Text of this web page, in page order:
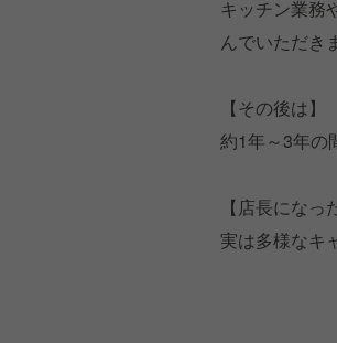
キッチン業務
んでいただき
【その後は】
約1年～3年の
【店長になっ
実は多様なキ